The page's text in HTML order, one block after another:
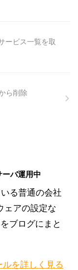
ービス一覧を取
ら削除
バ運用中
る普通の会社
ェアの設定な
ブログにまと
ルを詳しく見る